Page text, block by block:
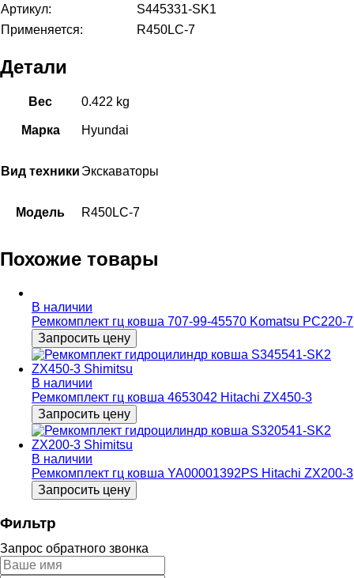
Артикул:
S445331-SK1
Применяется:
R450LC-7
Детали
Вес 0.422 kg
Марка Hyundai
Вид техники Экскаваторы
Модель R450LC-7
Похожие товары
В наличии
Ремкомплект гц ковша 707-99-45570 Komatsu PC220-7
Запросить цену
В наличии
Ремкомплект гц ковша 4653042 Hitachi ZX450-3
Запросить цену
В наличии
Ремкомплект гц ковша YA00001392PS Hitachi ZX200-3
Запросить цену
Фильтр
Запрос обратного звонка